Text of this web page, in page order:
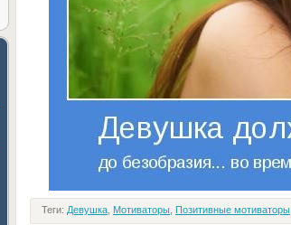
Теги: Девушка Мотиваторы Позитивные мотиваторы